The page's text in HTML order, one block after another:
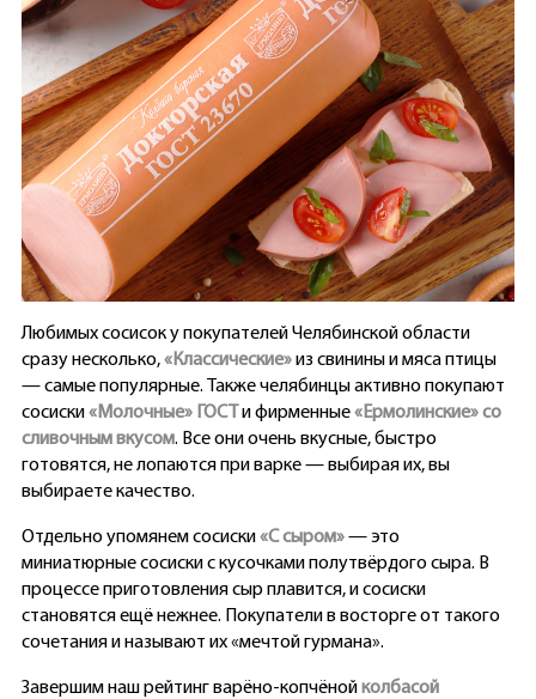
Любимых сосисок у покупателей Челябинской области
сразу несколько,«Классические»из свинины и мяса птицы
— самые популярные. Также челябинцы активно покупают
сосиски«Молочные» ГОСТ и фирменные«Ермолинские» со
сливочным вкусом. Все они очень вкусные, быстро
готовятся, не лопаются при варке — выбирая их, вы
выбираете качество.
Отдельно упомянем сосиски«С сыром»— это
миниатюрные сосиски с кусочками полутвёрдого сыра. В
процессе приготовления сыр плавится, и сосиски
становятся ещё нежнее. Покупатели в восторге от такого
сочетания и называют их «мечтой гурмана».
Завершим наш рейтинг варёно-копчёнойколбасой